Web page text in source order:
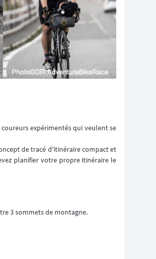
expérimentés qui veulent se
de tracé d'itinéraire compact et
planifier votre propre itinéraire le
3 sommets de montagne.